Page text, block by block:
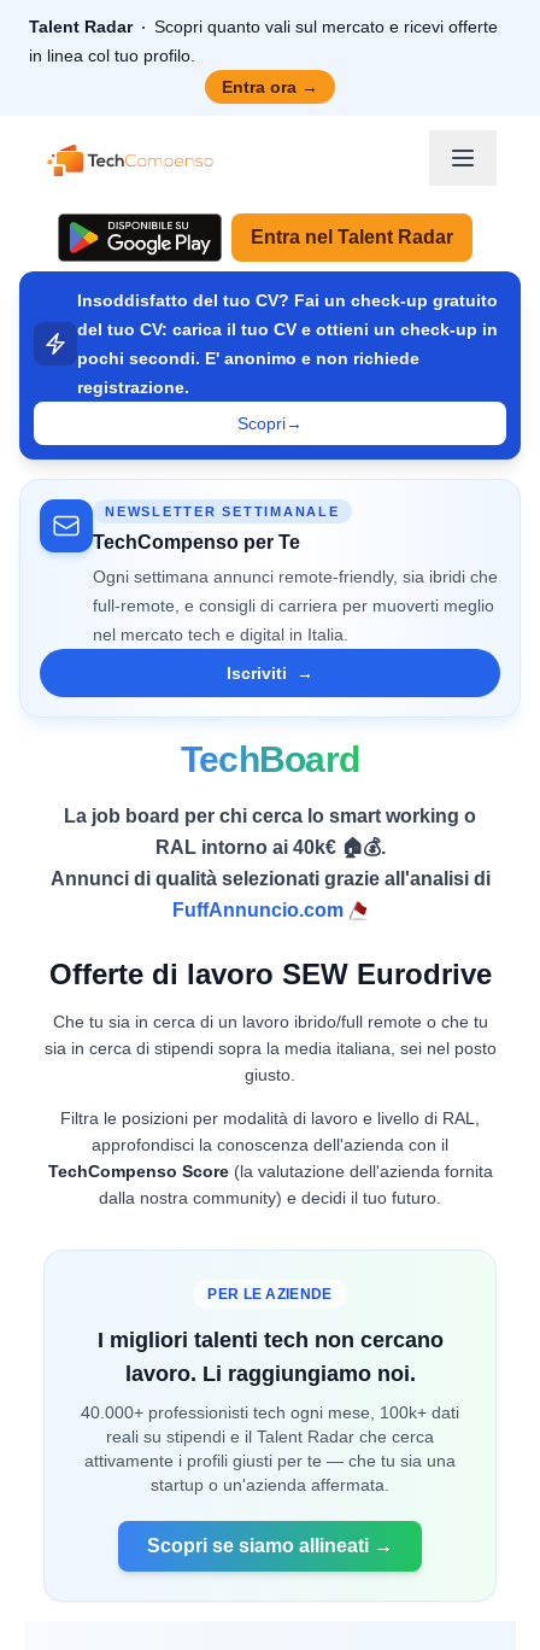
Talent Radar
Scopri quanto vali sul mercato e ricevi offerte
in linea col tuo profilo.
Entra ora →
TechCompenso
Entra nel Talent Radar
Insoddisfatto del tuo CV? Fai un check-up gratuito
del tuo CV: carica il tuo CV e ottieni un check-up in
pochi secondi. E' anonimo e non richiede
registrazione.
Scopri→
NEWSLETTER SETTIMANALE
TechCompenso per Te
Ogni settimana annunci remote-friendly, sia ibridi che
full-remote, e consigli di carriera per muoverti meglio
nel mercato tech e digital in Italia.
Iscriviti
→
TechBoard
La job board per chi cerca lo smart working o
RAL intorno ai 40k€ 🏠💰.
Annunci di qualità selezionati grazie all'analisi di
FuffAnnuncio.com
Offerte di lavoro SEW Eurodrive
Che tu sia in cerca di un lavoro ibrido/full remote o che tu
sia in cerca di stipendi sopra la media italiana, sei nel posto
giusto.
Filtra le posizioni per modalità di lavoro e livello di RAL,
approfondisci la conoscenza dell'azienda con il
TechCompenso Score(la valutazione dell'azienda fornita
dalla nostra community) e decidi il tuo futuro.
PER LE AZIENDE
I migliori talenti tech non cercano
lavoro. Li raggiungiamo noi.
40.000+ professionisti tech ogni mese, 100k+ dati
reali su stipendi e il Talent Radar che cerca
attivamente i profili giusti per te — che tu sia una
startup o un'azienda affermata.
Scopri se siamo allineati →